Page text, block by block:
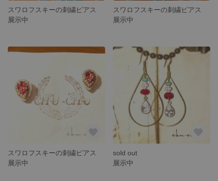
スワロフスキーの刺繍ピアス
展示中
スワロフスキーの刺繍ピアス
展示中
スワロフスキーの刺繍ピアス
展示中
sold out
展示中